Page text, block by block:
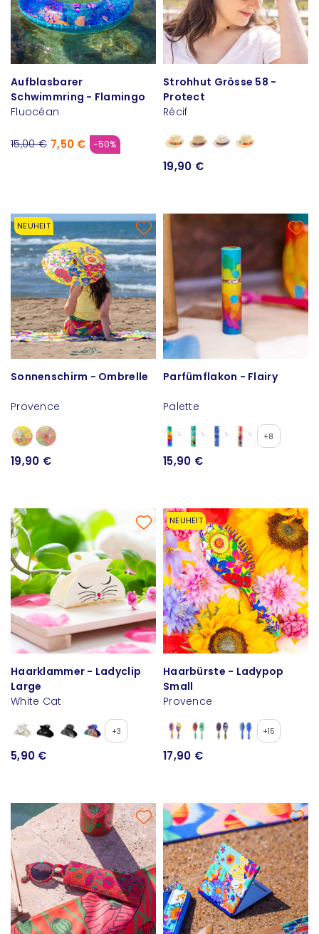
Aufblasbarer
Schwimmring - Flamingo
Fluocéan
15,00 € 7,50 € -50%
Strohhut Grösse 58 -
Protect
Récif
19,90 €
NEUHEIT
Sonnenschirm - Ombrelle
Provence
19,90 €
Parfümflakon - Flairy
Palette
+8
15,90 €
Haarklammer - Ladyclip
Large
White Cat
+3
5,90 €
NEUHEIT
Haarbürste - Ladypop
Small
Provence
+15
17,90 €